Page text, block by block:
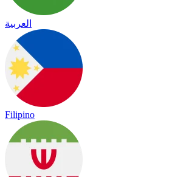
العربية
Filipino